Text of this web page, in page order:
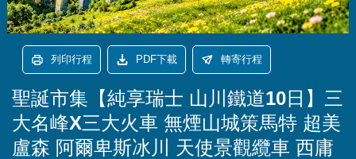
列印行程 PDF下載 轉寄行程
聖誕市集【純享瑞士 山川鐵道10日】三
大名峰X三大火車 無煙山城策馬特 超美
盧森 阿爾卑斯冰川 天使景觀纜車 西庸